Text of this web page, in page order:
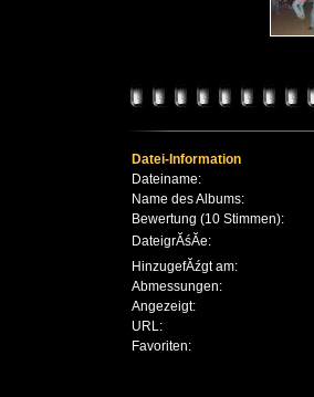
Datei-Information
Dateiname:
Name des Albums:
Bewertung (10 Stimmen):
DateigrĂśĂe:
HinzugefĂźgt am:
Abmessungen:
Angezeigt:
URL:
Favoriten: